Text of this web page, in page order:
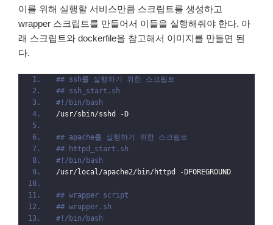
이를 위해 실행할 서비스만큼 스크립트를 생성하고
wrapper 스크립트를 만들어서 이들을 실행해줘야 한다. 아
래 스크립트와 dockerfile을 참고해서 이미지를 만들면 된
다.
## ssh를 실행하기 위한 스크립트
## ssh_start.sh
#!/bin/bash
/usr/sbin/sshd -D
## apache를 실행하기 위한 스크립트
## httpd_start.sh
#!/bin/bash
/usr/local/apache2/bin/httpd -DFOREGROUND
## wrapper script
## wrapper.sh
#!/bin/bash